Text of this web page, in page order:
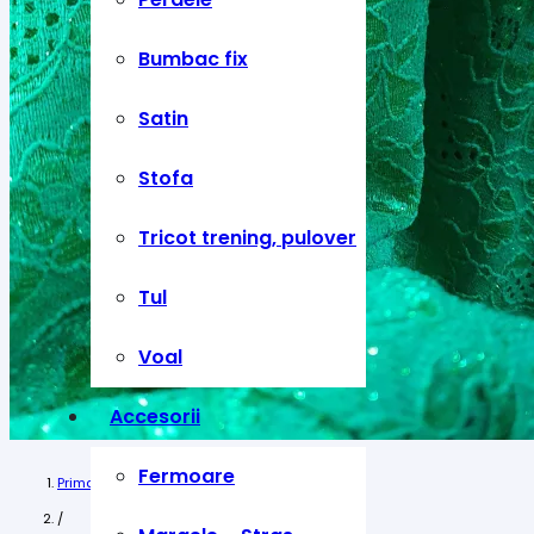
Bumbac fix
Satin
Stofa
Tricot trening, pulover
Tul
Voal
Accesorii
Fermoare
Prima pagină
/